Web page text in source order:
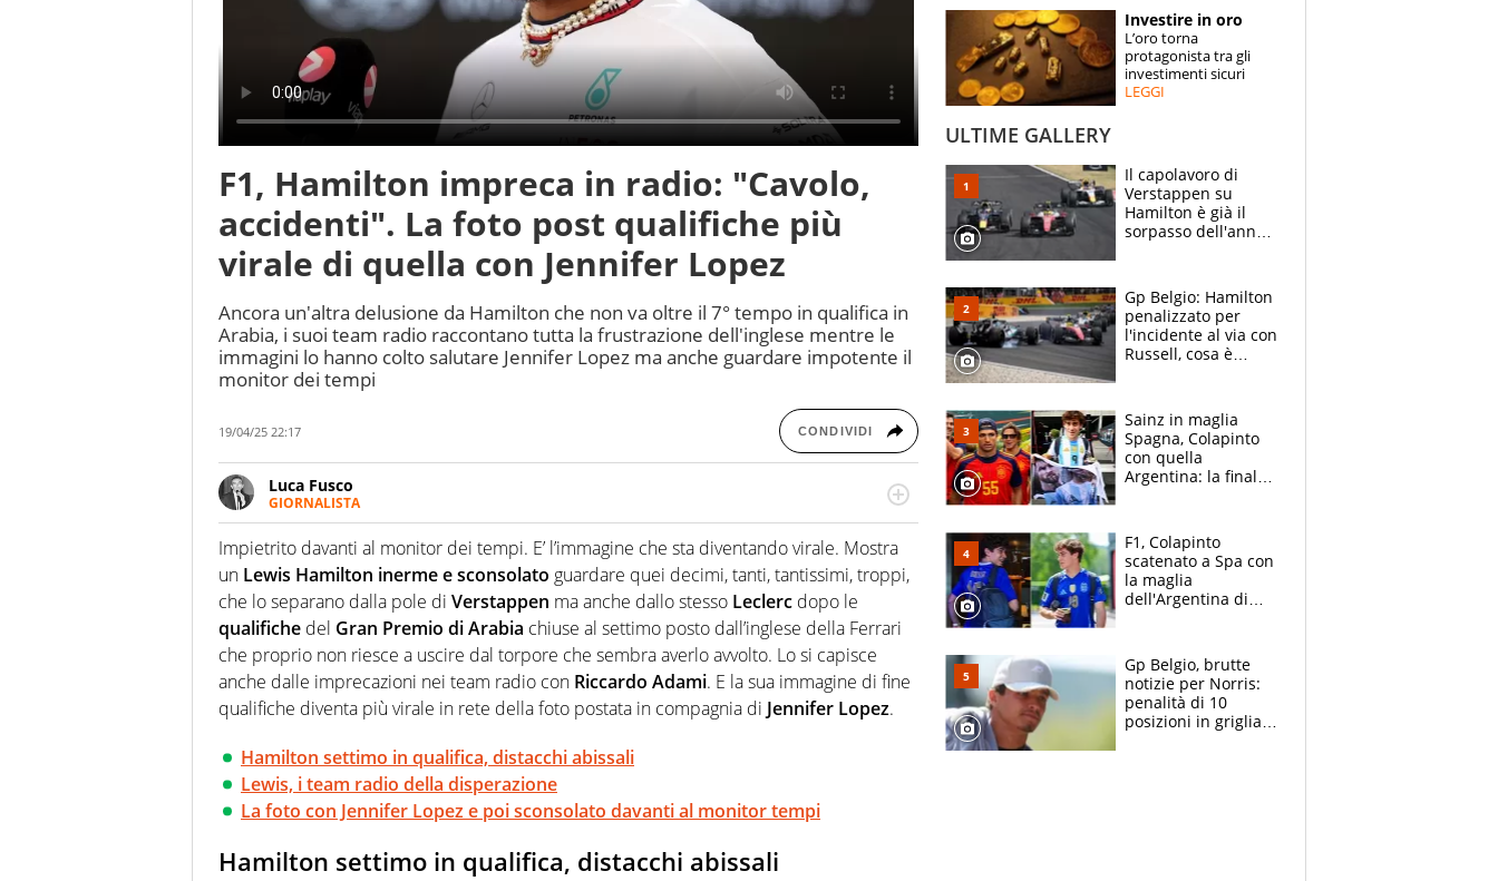
ESPERTI
CONTATTI
F1, Hamilton impreca in radio: "Cavolo,
accidenti". La foto post qualifiche più
virale di quella con Jennifer Lopez
Ancora un'altra delusione da Hamilton che non va oltre il 7° tempo in qualifica in
Arabia, i suoi team radio raccontano tutta la frustrazione dell'inglese mentre le
immagini lo hanno colto salutare Jennifer Lopez ma anche guardare impotente il
monitor dei tempi
19/04/25 22:17 CONDIVIDI
Luca Fusco
GIORNALISTA
Giornalista multimediale. Quando si accendono i motori, lui sgasa, impenna, derapa. E
spesso e volentieri finisce sul podio
Impietrito davanti al monitor dei tempi. E’ l’immagine che sta diventando virale. Mostra
un Lewis Hamilton inerme e sconsolato guardare quei decimi, tanti, tantissimi, troppi,
che lo separano dalla pole di Verstappen ma anche dallo stesso Leclerc dopo le
qualifiche del Gran Premio di Arabia chiuse al settimo posto dall’inglese della Ferrari
che proprio non riesce a uscire dal torpore che sembra averlo avvolto. Lo si capisce
anche dalle imprecazioni nei team radio con Riccardo Adami. E la sua immagine di fine
qualifiche diventa più virale in rete della foto postata in compagnia di Jennifer Lopez.
Hamilton settimo in qualifica, distacchi abissali
Lewis, i team radio della disperazione
La foto con Jennifer Lopez e poi sconsolato davanti al monitor tempi
Hamilton settimo in qualifica, distacchi abissali
Investire in oro
L’oro torna
protagonista tra gli
investimenti sicuri
LEGGI
ULTIME GALLERY
Il capolavoro di
Verstappen su
Hamilton è già il
sorpasso dell'anno:
2021
Gp Belgio: Hamilton
penalizzato per
l'incidente al via con
Russell, cosa è
Sainz in maglia
Spagna, Colapinto
con quella
Argentina: la finale
vede l'ora
F1, Colapinto
scatenato a Spa con
la maglia
dell'Argentina di
le parolacce"
Gp Belgio, brutte
notizie per Norris:
penalità di 10
posizioni in griglia,